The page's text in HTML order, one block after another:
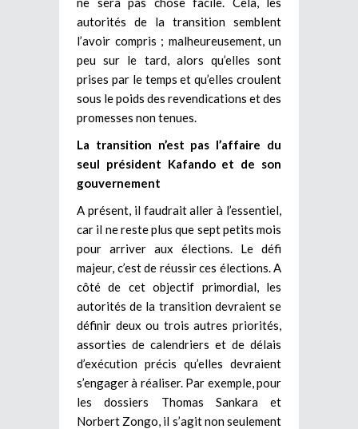
autorités de la transition semblent
l’avoir compris ; malheureusement, un
peu sur le tard, alors qu’elles sont
prises par le temps et qu’elles croulent
sous le poids des revendications et des
promesses non tenues.
La transition n’est pas l’affaire du
seul président Kafando et de son
gouvernement
A présent, il faudrait aller à l’essentiel,
car il ne reste plus que sept petits mois
pour arriver aux élections. Le défi
majeur, c’est de réussir ces élections. A
côté de cet objectif primordial, les
autorités de la transition devraient se
définir deux ou trois autres priorités,
assorties de calendriers et de délais
d’exécution précis qu’elles devraient
s’engager à réaliser. Par exemple, pour
les dossiers Thomas Sankara et
Norbert Zongo, il s’agit non seulement